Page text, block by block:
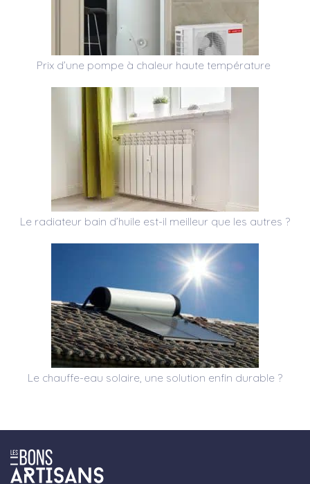
Prix d’une pompe à chaleur haute température
Le radiateur bain d’huile est-il meilleur que les autres ?
Le chauffe-eau solaire, une solution enfin durable ?